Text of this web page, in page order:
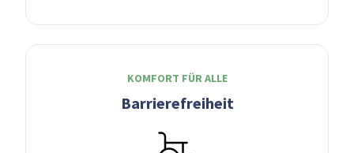
KOMFORT FÜR ALLE
Barrierefreiheit